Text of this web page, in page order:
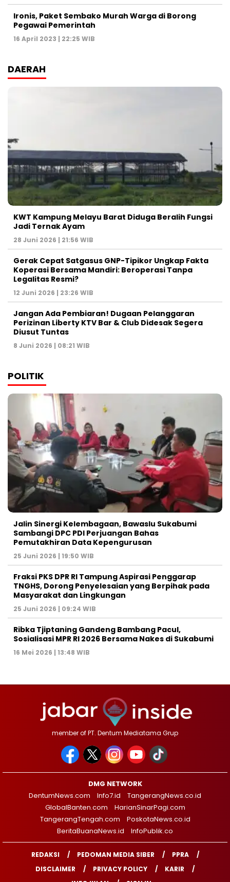
Ironis, Paket Sembako Murah Warga di Borong
Pegawai Pemerintah
16 April 2023 | 22:25 WIB
DAERAH
KWT Kampung Melayu Barat Diduga Beralih Fungsi
Jadi Ternak Ayam
28 Juni 2026 | 21:56 WIB
Gerak Cepat Satgasus GNP-Tipikor Ungkap Fakta
Koperasi Bersama Mandiri: Beroperasi Tanpa
Legalitas Resmi?
12 Juni 2026 | 23:26 WIB
Jangan Ada Pembiaran! Dugaan Pelanggaran
Perizinan Liberty KTV Bar & Club Didesak Segera
Diusut Tuntas
8 Juni 2026 | 08:21 WIB
POLITIK
Jalin Sinergi Kelembagaan, Bawaslu Sukabumi
Sambangi DPC PDI Perjuangan Bahas
Pemutakhiran Data Kepengurusan
25 Juni 2026 | 19:50 WIB
‎Fraksi PKS DPR RI Tampung Aspirasi Penggarap
TNGHS, Dorong Penyelesaian yang Berpihak pada
Masyarakat dan Lingkungan‎
25 Juni 2026 | 09:24 WIB
Ribka Tjiptaning Gandeng Bambang Pacul,
Sosialisasi MPR RI 2026 Bersama Nakes di Sukabumi
16 Mei 2026 | 13:48 WIB
member of PT. Dentum Mediatama Grup
DMG NETWORK
DentumNews.com
Info7.id
TangerangNews.co.id
GlobalBanten.com
HarianSinarPagi.com
TangerangTengah.com
PoskotaNews.co.id
BeritaBuanaNews.id
InfoPublik.co
REDAKSI PEDOMAN MEDIA SIBER
PPRA
DISCLAIMER
PRIVACY POLICY
KARIR